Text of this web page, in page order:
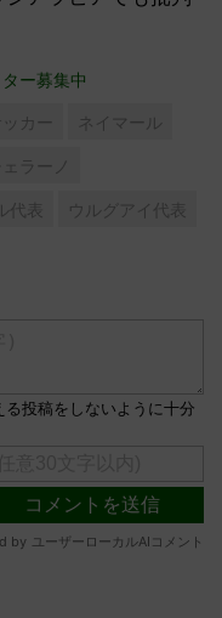
ー募集中
カー
ネイマール
ラーノ
代表
ウルグアイ代表